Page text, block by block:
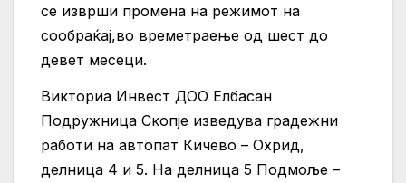
се изврши промена на режимот на
сообраќај,во времетраење од шест до
девет месеци.
Викториа Инвест ДОО Елбасан
Подружница Скопје изведува градежни
работи на автопат Кичево – Охрид,
делница 4 и 5. На делница 5 Подмоље –